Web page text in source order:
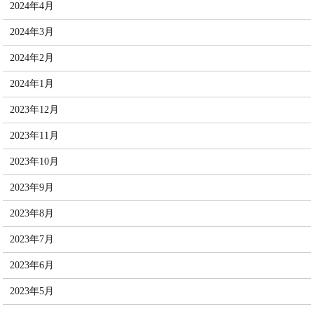
2024年4月
2024年3月
2024年2月
2024年1月
2023年12月
2023年11月
2023年10月
2023年9月
2023年8月
2023年7月
2023年6月
2023年5月